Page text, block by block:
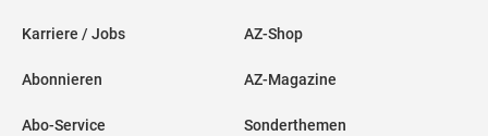
Karriere / Jobs
Abonnieren
Abo-Service
AZ-Shop
AZ-Magazine
Sonderthemen